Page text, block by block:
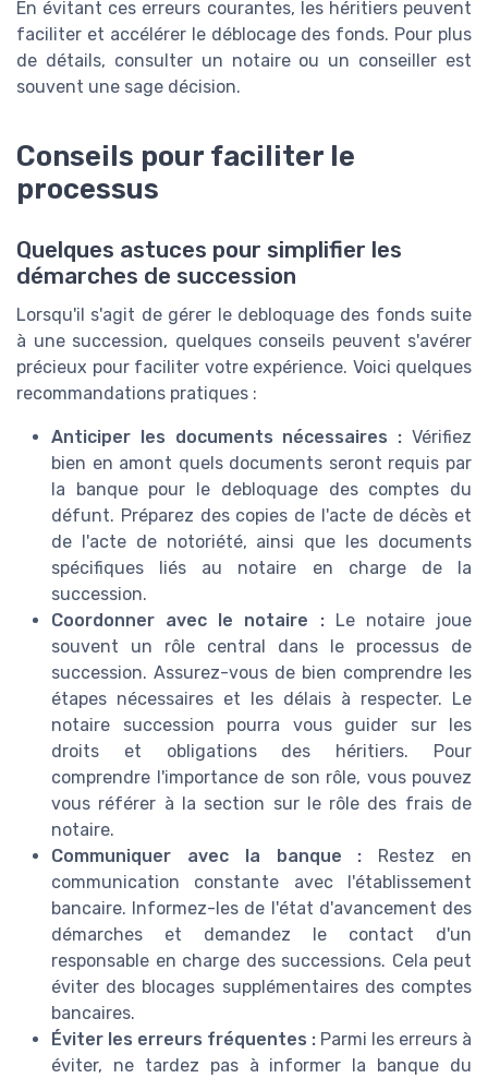
En évitant ces erreurs courantes, les héritiers peuvent
faciliter et accélérer le déblocage des fonds. Pour plus
de détails, consulter un notaire ou un conseiller est
souvent une sage décision.
Conseils pour faciliter le
processus
Quelques astuces pour simplifier les
démarches de succession
Lorsqu'il s'agit de gérer le debloquage des fonds suite
à une succession, quelques conseils peuvent s'avérer
précieux pour faciliter votre expérience. Voici quelques
recommandations pratiques :
Anticiper les documents nécessaires : Vérifiez
bien en amont quels documents seront requis par
la banque pour le debloquage des comptes du
défunt. Préparez des copies de l'acte de décès et
de l'acte de notoriété, ainsi que les documents
spécifiques liés au notaire en charge de la
succession.
Coordonner avec le notaire :Le notaire joue
souvent un rôle central dans le processus de
succession. Assurez-vous de bien comprendre les
étapes nécessaires et les délais à respecter. Le
notaire succession pourra vous guider sur les
droits et obligations des héritiers. Pour
comprendre l'importance de son rôle, vous pouvez
vous référer à la section sur le rôle des frais de
notaire.
Communiquer avec la banque : Restez en
communication constante avec l'établissement
bancaire. Informez-les de l'état d'avancement des
démarches et demandez le contact d'un
responsable en charge des successions. Cela peut
éviter des blocages supplémentaires des comptes
bancaires.
Éviter les erreurs fréquentes : Parmi les erreurs à
éviter, ne tardez pas à informer la banque du